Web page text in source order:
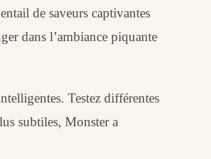
de saveurs captivantes
dans l’ambiance piquante
Testez différentes
subtiles, Monster a